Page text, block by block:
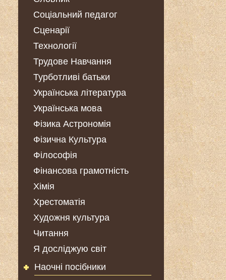
Соціальний педагог
Сценарії
Технології
Трудове Навчання
Турботливі батьки
Українська література
Українська мова
Фізика Астрономія
Фізична Культура
Філософія
Фінансова грамотність
Хімія
Хрестоматія
Художня культура
Читання
Я досліджую світ
Наочні посібники